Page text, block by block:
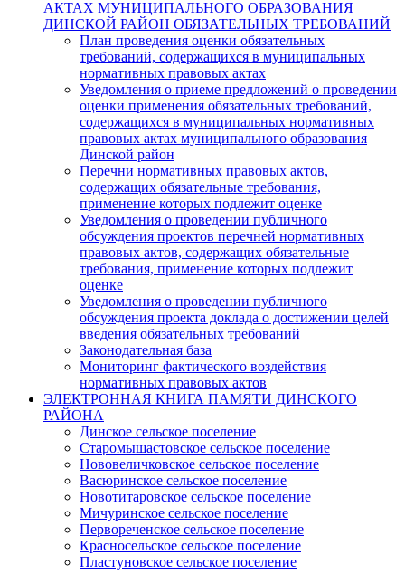
АКТАХ МУНИЦИПАЛЬНОГО ОБРАЗОВАНИЯ
ДИНСКОЙ РАЙОН ОБЯЗАТЕЛЬНЫХ ТРЕБОВАНИЙ
План проведения оценки обязательных
требований, содержащихся в муниципальных
нормативных правовых актах
Уведомления о приеме предложений о проведении
оценки применения обязательных требований,
содержащихся в муниципальных нормативных
правовых актах муниципального образования
Динской район
Перечни нормативных правовых актов,
содержащих обязательные требования,
применение которых подлежит оценке
Уведомления о проведении публичного
обсуждения проектов перечней нормативных
правовых актов, содержащих обязательные
требования, применение которых подлежит
оценке
Уведомления о проведении публичного
обсуждения проекта доклада о достижении целей
введения обязательных требований
Законодательная база
Мониторинг фактического воздействия
нормативных правовых актов
ЭЛЕКТРОННАЯ КНИГА ПАМЯТИ ДИНСКОГО
РАЙОНА
Динское сельское поселение
Старомышастовское сельское поселение
Нововеличковское сельское поселение
Васюринское сельское поселение
Новотитаровское сельское поселение
Мичуринское сельское поселение
Первореченское сельское поселение
Красносельское сельское поселение
Пластуновское сельское поселение